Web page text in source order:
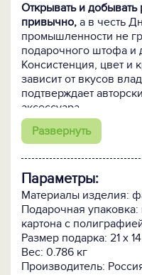
Открывать и добывать
привычно, а в честь
промышленности не
подарочного штофа и
Консистенция, цвет и
зависит от вкусов
подтверждает
аксессуара.
Фарфоровый штоф
тематическое фото,
дня, чтобы праздник
Титульный лист
полиграфическом
коробки.
Кому подарить:
Развернуть
Параметры:
Материалы изделия:
Подарочная
картона с
Размер подарка: 21 х
Вес: 0.786 кг
Производитель: